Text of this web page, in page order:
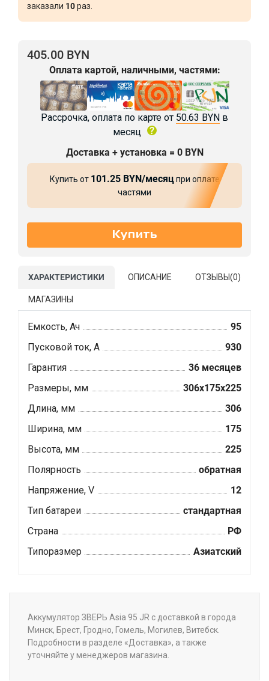
заказали 10раз.
405.00 BYN
Оплата картой, наличными, частями:
Рассрочка, оплата по карте от 50.63 BYN в
месяц
Доставка + установка = 0 BYN
Купить от 101.25 BYN/месяцпри оплате
частями
ХАРАКТЕРИСТИКИ ОПИСАНИЕ ОТЗЫВЫ(0)
МАГАЗИНЫ
Емкость, Ач
95
Пусковой ток, А
930
Гарантия
36 месяцев
Размеры, мм
306x175x225
Длина, мм
306
Ширина, мм
175
Высота, мм
225
Полярность
обратная
Напряжение, V
12
Тип батареи
стандартная
Страна
РФ
Типоразмер
Азиатский
Аккумулятор ЗВЕРЬ Asia 95 JR с доставкой в города
Минск, Брест, Гродно, Гомель, Могилев, Витебск.
Подробности в разделе «Доставка», а также
уточняйте у менеджеров магазина.